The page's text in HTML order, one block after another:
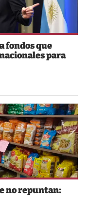
fondos que
para
no repuntan: